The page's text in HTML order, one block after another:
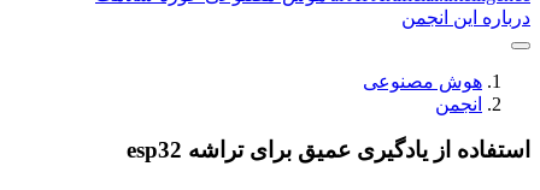
درباره این انجمن
هوش مصنوعی
انجمن
استفاده از یادگیری عمیق برای تراشه esp32